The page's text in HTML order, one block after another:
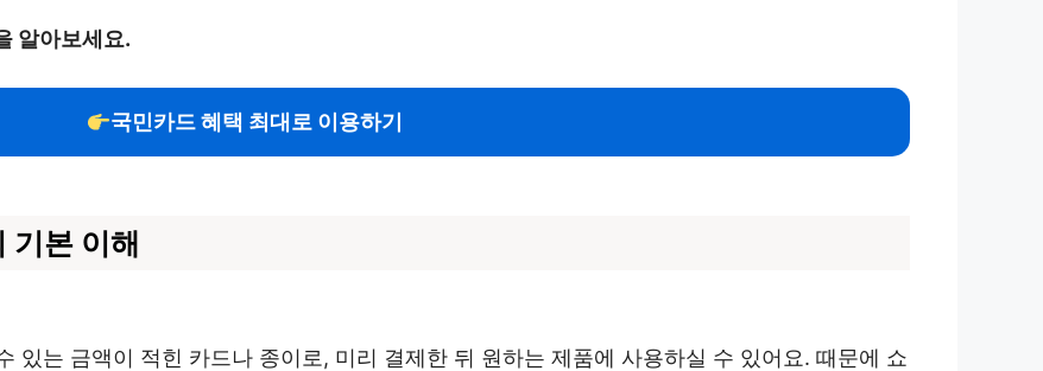
알아보세요.
국민카드 혜택 최대로 이용하기
기본 이해
있는 금액이 적힌 카드나 종이로, 미리 결제한 뒤 원하는 제품에 사용하실 수 있어요. 때문에 쇼